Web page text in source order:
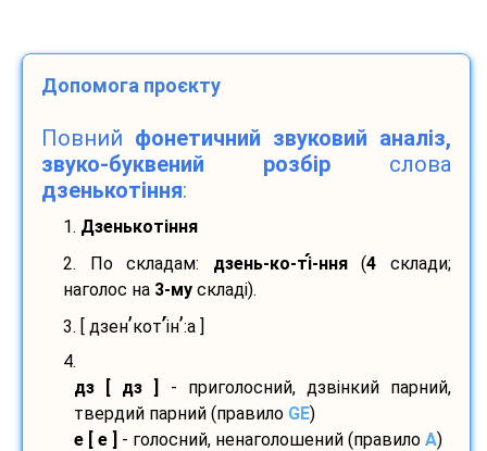
Допомога проєкту
Повний фонетичний звуковий аналіз,
звуко-буквений розбір слова
дзенькотіння:
1. Дзенькотіння
2. По складам: дзень-ко-ті-ння(4 склади;
наголос на 3-му складі).
3. [ дзен’кот’ін’:а ]
4.
дз [ дз ]
- приголосний, дзвінкий парний,
твердий парний (правило GE)
е [ е ]
- голосний, ненаголошений (правило A)